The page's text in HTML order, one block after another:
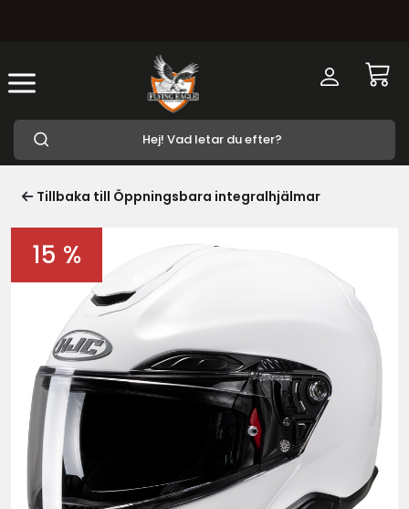
Tillbaka till Öppningsbara integralhjälmar
15 %